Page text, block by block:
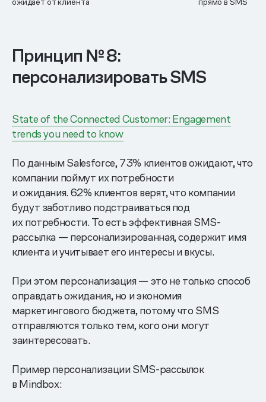
Принцип № 8:
персонализировать SMS
State of the Connected Customer: Engagement
trends you need to know
По данным Salesforce, 73% клиентов ожидают, что
компании поймут их потребности
и ожидания. 62% клиентов верят, что компании
будут заботливо подстраиваться под
их потребности. То есть эффективная SMS-
рассылка — персонализированная, содержит имя
клиента и учитывает его интересы и вкусы.
При этом персонализация — это не только способ
оправдать ожидания, но и экономия
маркетингового бюджета, потому что SMS
отправляются только тем, кого они могут
заинтересовать.
Пример персонализации SMS-рассылок
в Mindbox: